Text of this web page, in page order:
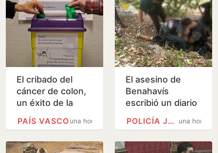
El cribado del
cáncer de colon,
un éxito de la
sanidad vasca
una hora
PAÍS VASCO
El asesino de
Benahavís
escribió un diario
durante su fuga
en el que
crimen
una hora
POLICÍA JUDICIAL